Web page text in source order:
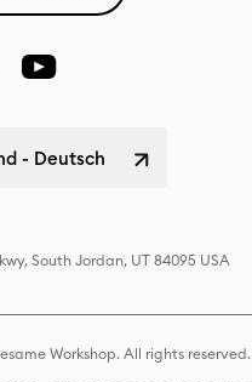
- Deutsch
South Jordan, UT 84095 USA
Workshop. All rights reserved.